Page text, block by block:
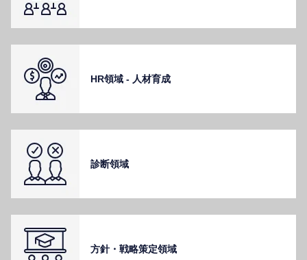
HR領域 - ⼈材育成
診断領域
⽅針・戦略策定領域